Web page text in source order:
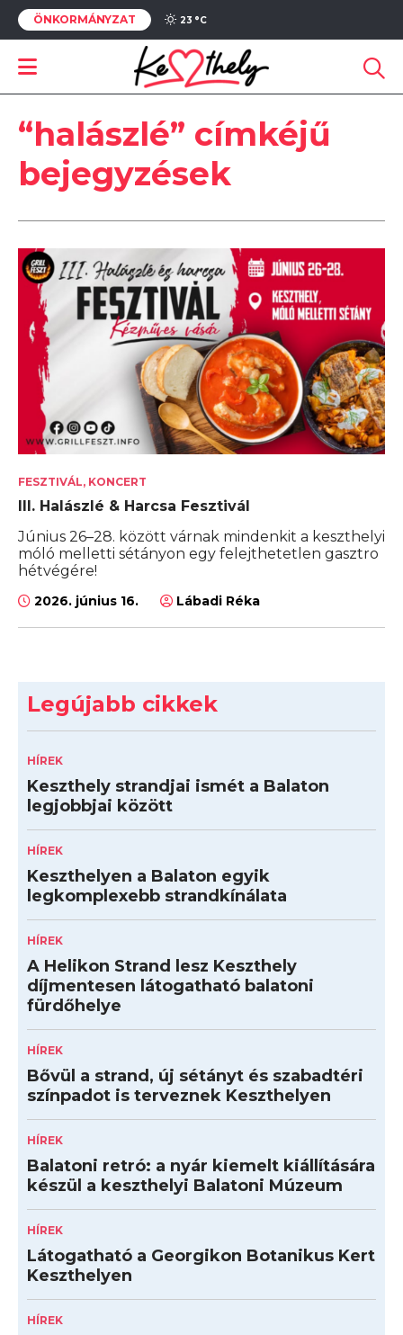
ÖNKORMÁNYZAT 23 °C
“halászlé” címkéjű
bejegyzések
FESZTIVÁL, KONCERT
III. Halászlé & Harcsa Fesztivál
Június 26–28. között várnak mindenkit a keszthelyi
móló melletti sétányon egy felejthetetlen gasztro
hétvégére!
2026. június 16. Lábadi Réka
Legújabb cikkek
HÍREK
Keszthely strandjai ismét a Balaton
legjobbjai között
HÍREK
Keszthelyen a Balaton egyik
legkomplexebb strandkínálata
HÍREK
A Helikon Strand lesz Keszthely
díjmentesen látogatható balatoni
fürdőhelye
HÍREK
Bővül a strand, új sétányt és szabadtéri
színpadot is terveznek Keszthelyen
HÍREK
Balatoni retró: a nyár kiemelt kiállítására
készül a keszthelyi Balatoni Múzeum
HÍREK
Látogatható a Georgikon Botanikus Kert
Keszthelyen
HÍREK